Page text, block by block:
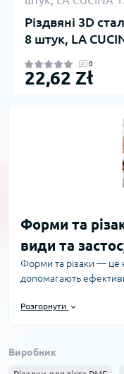
Різдвяні 3D
8 штук, LA
0
22,62 Zł
Форми та
види та
Форми та різаки — це
допомагають
виготовлення
дозволяють значно
Розгорнути
Виробник